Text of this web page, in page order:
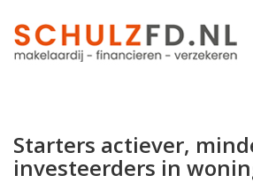
Starters actiever,
investeerders in